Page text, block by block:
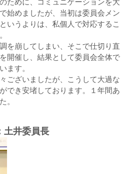
ために、コミュニケーションを大
始めましたが、当初は委員会メン
いうよりは、私個人で対応するこ
を崩してしまい、そこで仕切り直
開催し、結果として委員会全体で
ます。
ございましたが、こうして大過な
でき安堵しております。１年間あ
。
土井委員長